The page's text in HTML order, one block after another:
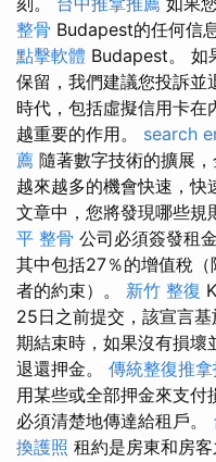
整骨 Budapest的任何信
點擊軟體 Budapest。 如
保留，我們建議您投訴並
時代，包括虛擬信用卡在
越重要的作用。 search
薦 隨著數字技術的擴展
越來越多的機會快速，快
文章中，您將發現哪些規
平 整骨 公司必須簽發租
其中包括27％的增值稅
者的約束）。 新竹 整復
25日之前提交，該宣言
期結束時，如果沒有損壞
退還押金。 傳統整復推
用某些或全部押金來支付
必須清楚地傳達給租戶。
換護照 租約是房東和房